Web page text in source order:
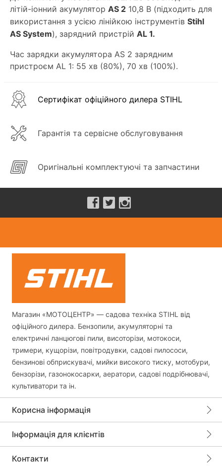
літій-іонний акумулятор AS 2 10,8 В (підходить для
використання з усією лінійкою інструментів Stihl
AS System), зарядний пристрій AL 1.
Час зарядки акумулятора AS 2 зарядним
пристроєм AL 1: 55 хв (80%), 70 хв (100%).
Сертифікат офіційного дилера STIHL
Гарантія та сервісне обслуговування
Оригінальні комплектуючі та запчастини
Магазин «МОТОЦЕНТР» — садова техніка STIHL від
офіційного дилера. Бензопили, акумуляторні та
електричні ланцюгові пили, висоторізи, мотокоси,
тримери, кущорізи, повітродувки, садові пилососи,
бензинові обприскувачі, мийки високого тиску, мотобури,
бензорізи, газонокосарки, аератори, садові подрібнювачі,
культиватори та ін.
Корисна інформація
Інформація для клієнтів
Контакти